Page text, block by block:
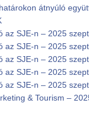
átnyúló
az SJE-n – 2025
az SJE-n – 2025
az SJE-n – 2025
az SJE-n – 2025
az SJE-n – 2025
& Tourism –